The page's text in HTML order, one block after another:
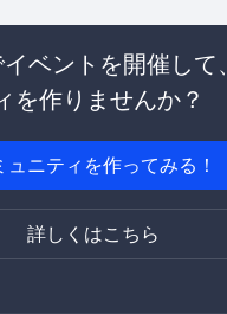
ベントを開催して
を作りませんか？
ュニティを作ってみる！
詳しくはこちら